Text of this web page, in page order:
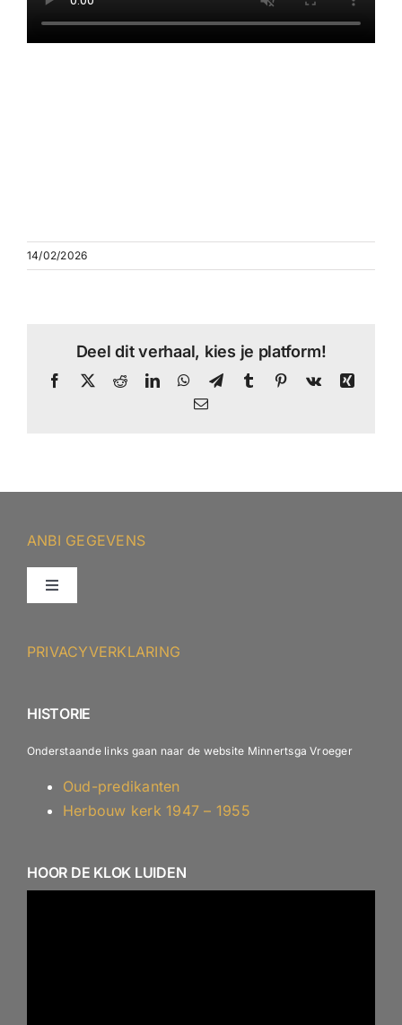
14/02/2026
Deel dit verhaal, kies je platform!
Facebook
X RedditLinkedInWhatsApp
TelegramTumblr Pinterest
Vk
Xing
E-
ANBI GEGEVENS
Toggle
PRIVACYVERKLARING
HISTORIE
Onderstaande links gaan naar de website Minnertsga Vroeger
Oud-predikanten
Herbouw kerk 1947 – 1955
HOOR DE KLOK LUIDEN